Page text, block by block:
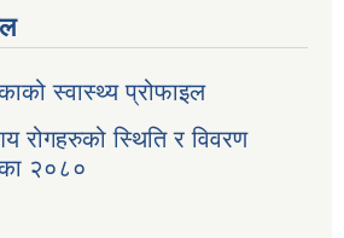
स्वास्थ्य प्रोफाइल
रोगहरुको स्थिति र विवरण
२०८०